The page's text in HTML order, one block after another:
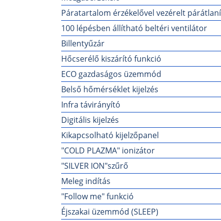
Páratartalom érzékelővel vezérelt
100 lépésben állítható beltéri ventilátor
Billentyűzár
Hőcserélő kiszárító funkció
ECO gazdaságos üzemmód
Belső hőmérséklet kijelzés
Infra távirányító
Digitális kijelzés
Kikapcsolható kijelzőpanel
"COLD PLAZMA" ionizátor
"SILVER ION"szűrő
Meleg indítás
"Follow me" funkció
Éjszakai üzemmód (SLEEP)